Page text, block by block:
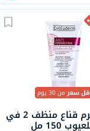
سعرمن 30 يوم
إيفولوديرم قناع منظف 2 في
1 مضاد للعيوب 150 مل